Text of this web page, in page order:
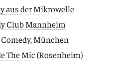
aus der Mikrowelle
Club Mannheim
, München
The Mic(Rosenheim)